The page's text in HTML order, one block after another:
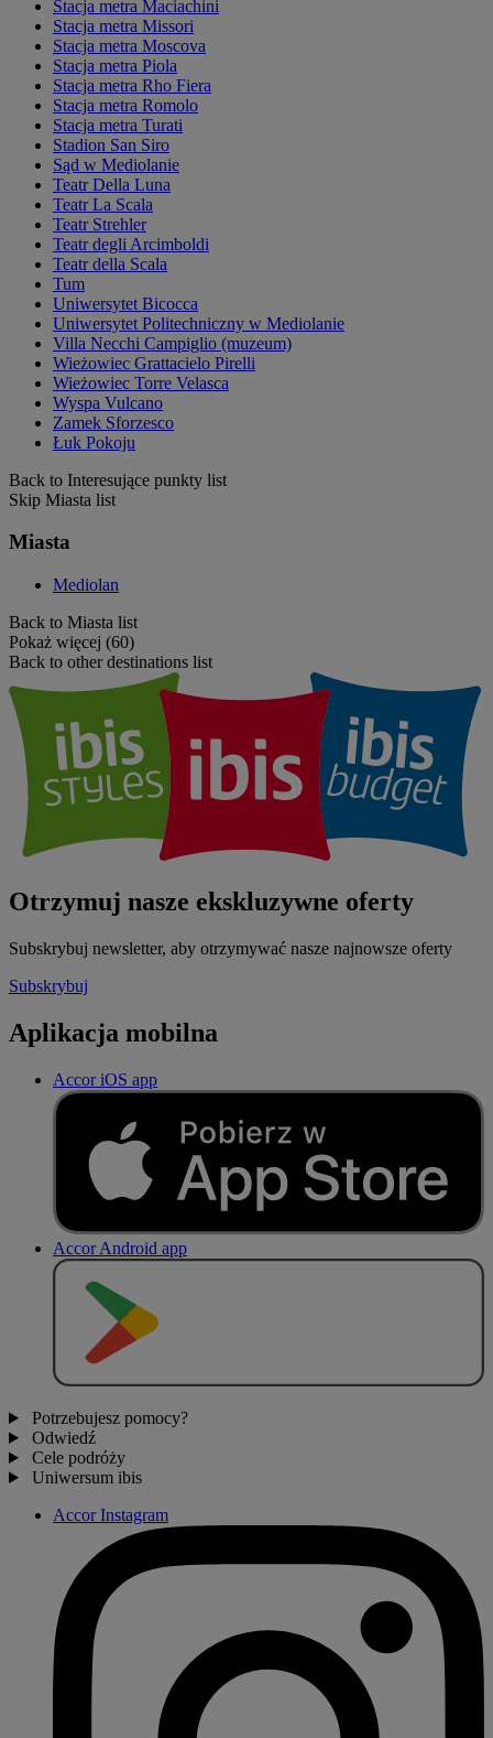
Stacja metra Maciachini
Stacja metra Missori
Stacja metra Moscova
Stacja metra Piola
Stacja metra Rho Fiera
Stacja metra Romolo
Stacja metra Turati
Stadion San Siro
Sąd w Mediolanie
Teatr Della Luna
Teatr La Scala
Teatr Strehler
Teatr degli Arcimboldi
Teatr della Scala
Tum
Uniwersytet Bicocca
Uniwersytet Politechniczny w Mediolanie
Villa Necchi Campiglio (muzeum)
Wieżowiec Grattacielo Pirelli
Wieżowiec Torre Velasca
Wyspa Vulcano
Zamek Sforzesco
Łuk Pokoju
Back to Interesujące punkty list
Skip Miasta list
Miasta
Mediolan
Back to Miasta list
Pokaż więcej (60)
Back to other destinations list
Otrzymuj nasze ekskluzywne oferty
Subskrybuj newsletter, aby otrzymywać nasze najnowsze oferty
Subskrybuj
Aplikacja mobilna
Accor iOS app
Accor Android app
Potrzebujesz pomocy?
Odwiedź
Cele podróży
Uniwersum ibis
Accor Instagram